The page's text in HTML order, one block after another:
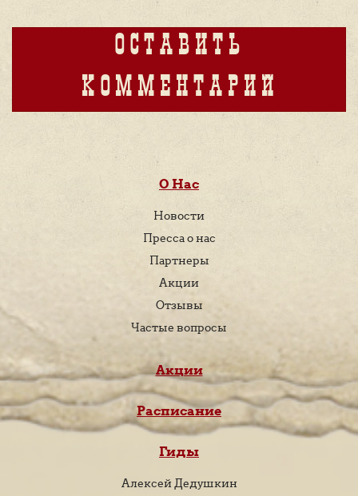
ОСТАВИТЬ
КОММЕНТАРИЙ
О Нас
Новости
Пресса о нас
Партнеры
Акции
Отзывы
Частые вопросы
Акции
Расписание
Гиды
Алексей Дедушкин